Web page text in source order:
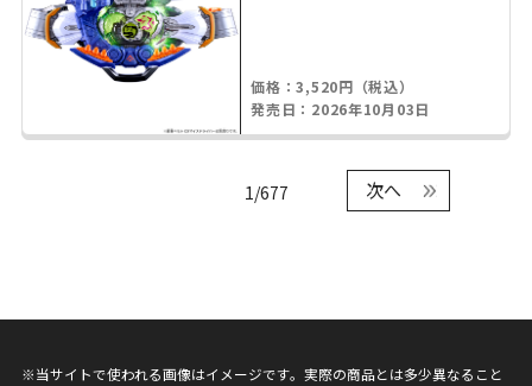
価格：3,520円（税込）
発売日：2026年10月03日
1/677 次へ
※当サイトで使われる画像はイメージです。実際の商品とは多少異なること